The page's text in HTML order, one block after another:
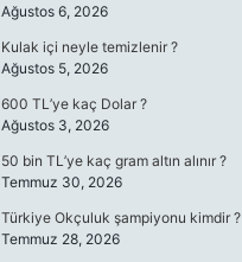
Ağustos 6, 2026
Kulak içi neyle temizlenir ?
Ağustos 5, 2026
600 TL’ye kaç Dolar ?
Ağustos 3, 2026
50 bin TL’ye kaç gram altın alınır ?
Temmuz 30, 2026
Türkiye Okçuluk şampiyonu kimdir ?
Temmuz 28, 2026